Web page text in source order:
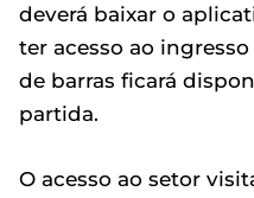
deverá baixar o
ter acesso ao
de barras ficará
partida.
O acesso ao setor